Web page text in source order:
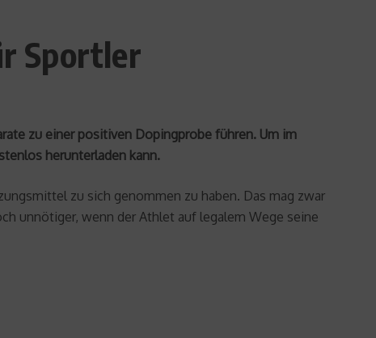
Sportler
zu einer positiven Dopingprobe führen. Um im
herunterladen kann.
zu sich genommen zu haben. Das mag zwar
unnötiger, wenn der Athlet auf legalem Wege seine